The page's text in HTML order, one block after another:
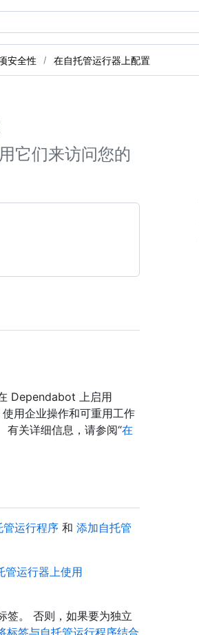
安全性 在自托管运行器上配置
它们来访问您的
Dependabot 上启用
用企业操作和可重用工作
有关详细信息，请参阅“在
管运行程序 和 添加自托管
管运行器上使用
签。 否则，如果要为独立